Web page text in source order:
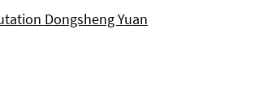
Dongsheng Yuan